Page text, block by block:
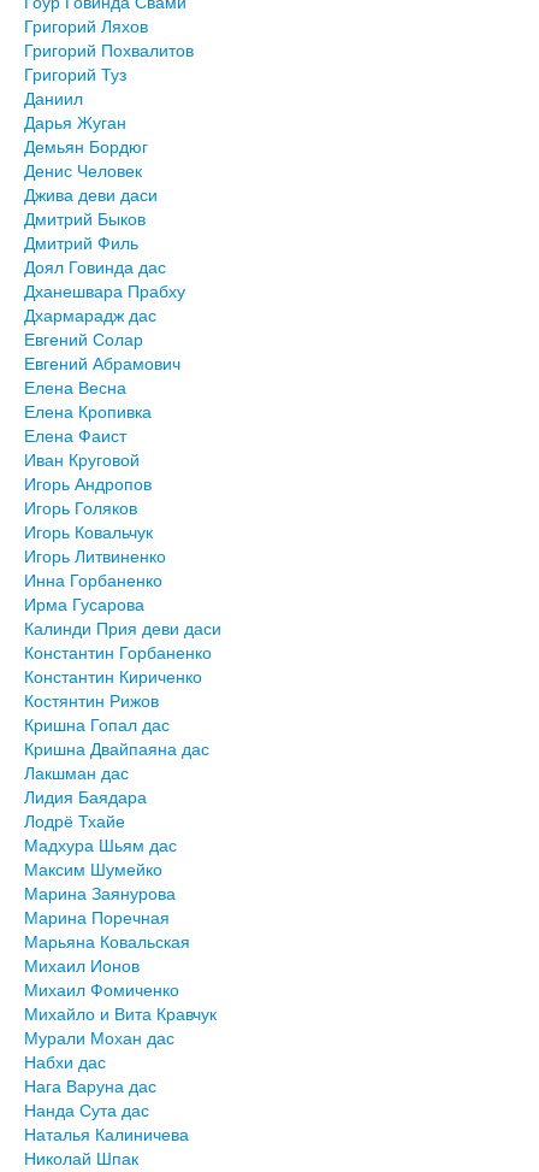
Григорий Ляхов
Григорий Похвалитов
Григорий Туз
Даниил
Дарья Жуган
Демьян Бордюг
Денис Человек
Джива деви даси
Дмитрий Быков
Дмитрий Филь
Доял Говинда дас
Дханешвара Прабху
Дхармарадж дас
Евгений Солар
Евгений Абрамович
Елена Весна
Елена Кропивка
Елена Фаист
Иван Круговой
Игорь Андропов
Игорь Голяков
Игорь Ковальчук
Игорь Литвиненко
Инна Горбаненко
Ирма Гусарова
Калинди Прия деви даси
Константин Горбаненко
Константин Кириченко
Костянтин Рижов
Кришна Гопал дас
Кришна Двайпаяна дас
Лакшман дас
Лидия Баядара
Лодрё Тхайе
Мадхура Шьям дас
Максим Шумейко
Марина Заянурова
Марина Поречная
Марьяна Ковальская
Михаил Ионов
Михаил Фомиченко
Михайло и Вита Кравчук
Мурали Мохан дас
Набхи дас
Нага Варуна дас
Нанда Сута дас
Наталья Калиничева
Николай Шпак